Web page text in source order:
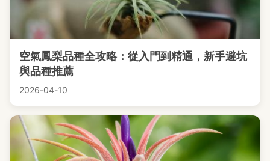
空氣鳳梨品種全攻略：從入門到精通，新手避坑
與品種推薦
2026-04-10